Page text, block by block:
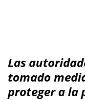
Las
tomado
proteger a la